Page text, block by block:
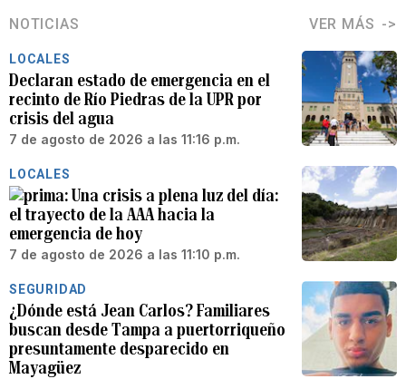
NOTICIAS VER MÁS
LOCALES
Declaran estado de emergencia en el
recinto de Río Piedras de la UPR por
crisis del agua
7 de agosto de 2026 a las 11:16 p.m.
LOCALES
Una crisis a plena luz del día:
el trayecto de la AAA hacia la
emergencia de hoy
7 de agosto de 2026 a las 11:10 p.m.
SEGURIDAD
¿Dónde está Jean Carlos? Familiares
buscan desde Tampa a puertorriqueño
presuntamente desparecido en
Mayagüez